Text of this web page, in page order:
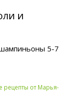
и
шампиньоны 5-7
рецепты от Марья-